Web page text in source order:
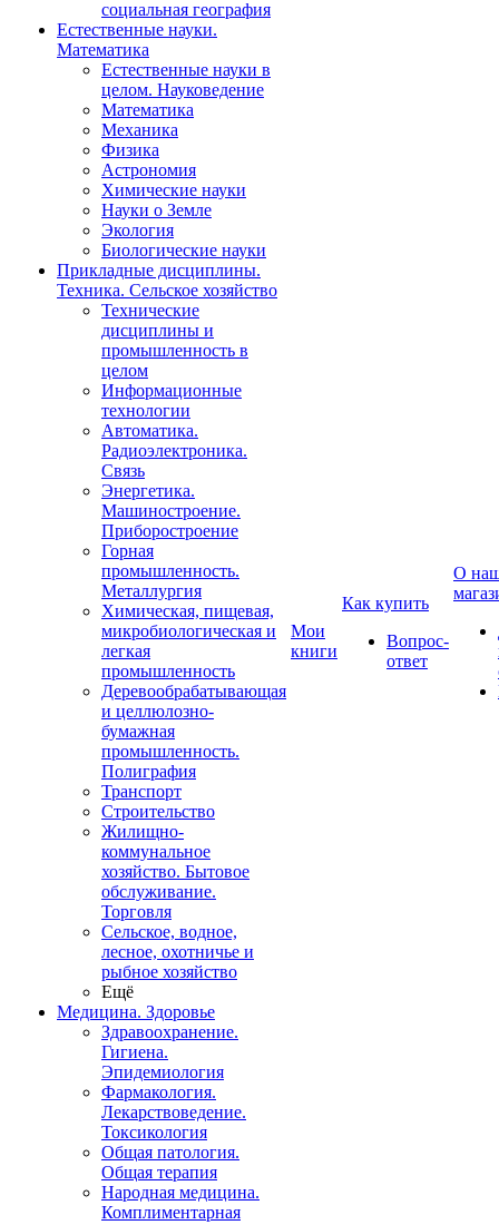
социальная география
Естественные науки.
Математика
Естественные науки в
целом. Науковедение
Математика
Механика
Физика
Астрономия
Химические науки
Науки о Земле
Экология
Биологические науки
Прикладные дисциплины.
Техника. Сельское хозяйство
Технические
дисциплины и
промышленность в
целом
Информационные
технологии
Автоматика.
Радиоэлектроника.
Связь
Энергетика.
Машиностроение.
Приборостроение
Горная
промышленность.
Металлургия
Химическая, пищевая,
микробиологическая и
легкая
промышленность
Деревообрабатывающая
и целлюлозно-
бумажная
промышленность.
Полиграфия
Транспорт
Строительство
Жилищно-
коммунальное
хозяйство. Бытовое
обслуживание.
Торговля
Сельское, водное,
лесное, охотничье и
рыбное хозяйство
Ещё
Медицина. Здоровье
Здравоохранение.
Гигиена.
Эпидемиология
Фармакология.
Лекарствоведение.
Токсикология
Общая патология.
Общая терапия
Народная медицина.
Комплиментарная
Мои
книги
Как купить
Вопрос-
ответ
О